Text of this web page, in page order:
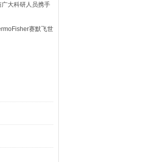
大科研人员携手
赛默飞世